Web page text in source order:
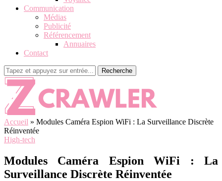
Communication
Médias
Publicité
Référencement
Annuaires
Contact
Recherche
Accueil » Modules Caméra Espion WiFi : La Surveillance Discrète
Réinventée
High-tech
Modules Caméra Espion WiFi : La
Surveillance Discrète Réinventée